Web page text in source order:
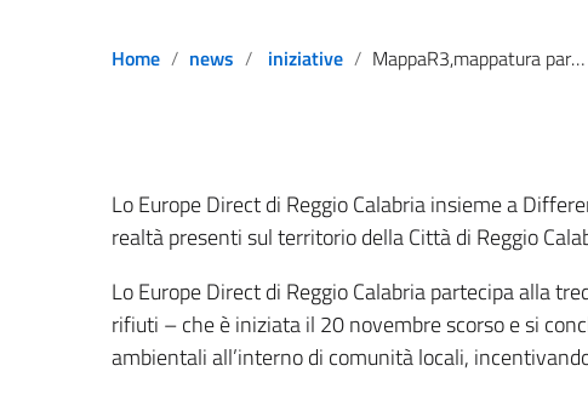
Home news iniziative MappaR3,mappatura partecipata per promuovere uno stile di vita più sostenibile
Lo Europe Direct di Reggio Calabria insieme a
realtà presenti sul territorio della Città di Reggio
Lo Europe Direct di Reggio Calabria partecipa alla
rifiuti – che è iniziata il 20 novembre scorso e si
ambientali all’interno di comunità locali,